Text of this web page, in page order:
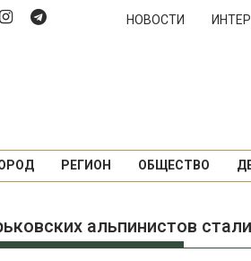
НОВОСТИ
РЕГИОН ОБЩЕСТВО
альпинистов